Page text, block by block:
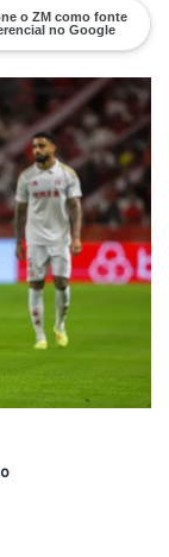
o ZM como fonte
no Google